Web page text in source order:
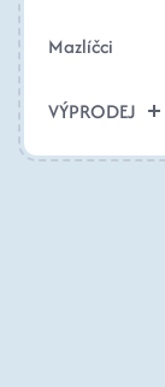
Mazlíčci
VÝPRODEJ